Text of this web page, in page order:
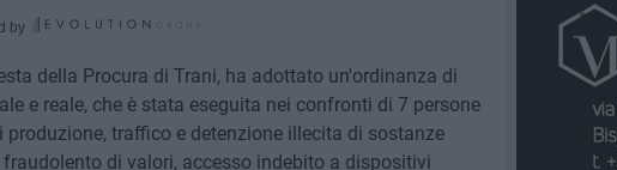
by
della Procura di Trani, ha adottato un'ordinanza di
e reale, che è stata eseguita nei confronti di 7 persone
traffico e detenzione illecita di sostanze
di valori, accesso indebito a dispositivi